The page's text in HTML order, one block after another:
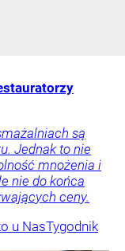
są
Jednak to nie
mnożenia i
nie do końca
ceny.
u NasTygodnik